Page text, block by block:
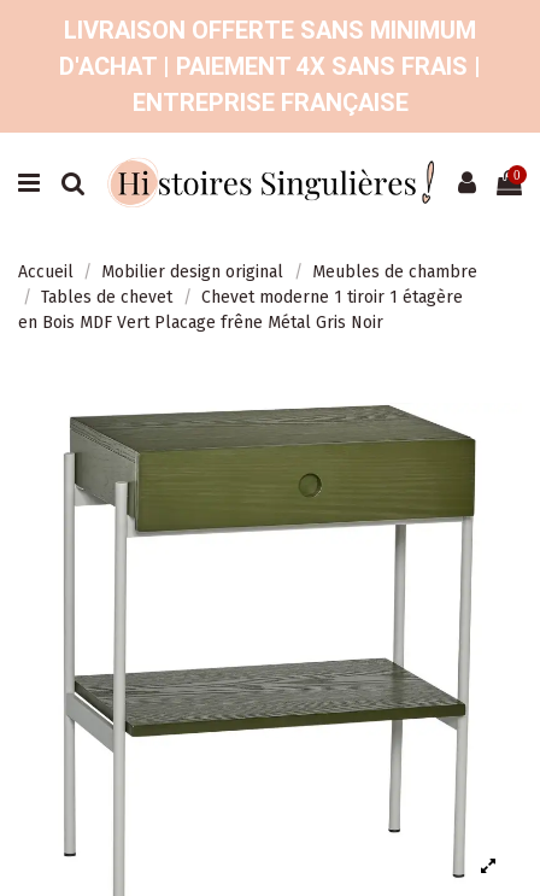
LIVRAISON OFFERTE SANS MINIMUM
D'ACHAT | PAIEMENT 4X SANS FRAIS |
ENTREPRISE FRANÇAISE
0
Accueil Mobilier design original
Meubles de chambre
Tables de chevet
Chevet moderne 1 tiroir 1 étagère
en Bois MDF Vert Placage frêne Métal Gris Noir